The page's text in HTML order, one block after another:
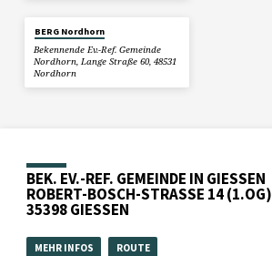
BERG Nordhorn
Bekennende Ev.-Ref. Gemeinde
Nordhorn, Lange Straße 60, 48531
Nordhorn
BEK. EV.-REF. GEMEINDE IN GIESSEN
ROBERT-BOSCH-STRASSE 14 (1.OG)
35398 GIESSEN
MEHR INFOS ROUTE